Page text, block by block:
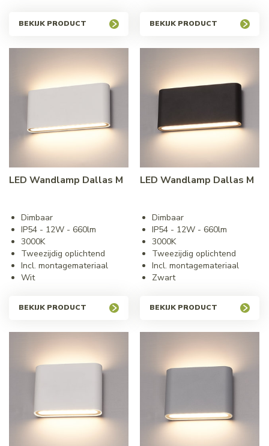
BEKIJK PRODUCT BEKIJK PRODUCT
LED Wandlamp Dallas M
Dimbaar
IP54 - 12W - 660lm
3000K
Tweezijdig oplichtend
Incl. montagemateriaal
Wit
BEKIJK PRODUCT
LED Wandlamp Dallas M
Dimbaar
IP54 - 12W - 660lm
3000K
Tweezijdig oplichtend
Incl. montagemateriaal
Zwart
BEKIJK PRODUCT